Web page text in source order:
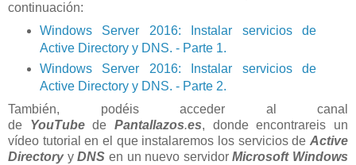
continuación:
Windows Server 2016: Instalar servicios de
Active Directory y DNS. - Parte 1.
Windows Server 2016: Instalar servicios de
Active Directory y DNS. - Parte 2.
También, podéis acceder al canal
de YouTubedePantallazos.es, donde encontrareis un
vídeo tutorial en el que instalaremos los servicios de Active
DirectoryyDNS en un nuevo servidorMicrosoft Windows